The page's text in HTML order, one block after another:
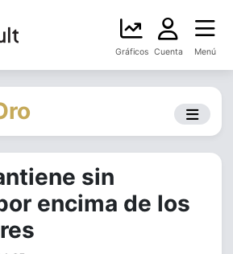
Gráficos Cuenta Menú
sin
encima de los